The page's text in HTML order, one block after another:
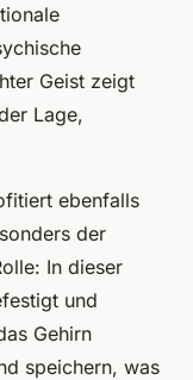
Geist zeigt
Lage,
ebenfalls
der
In dieser
und
Gehirn
speichern, was